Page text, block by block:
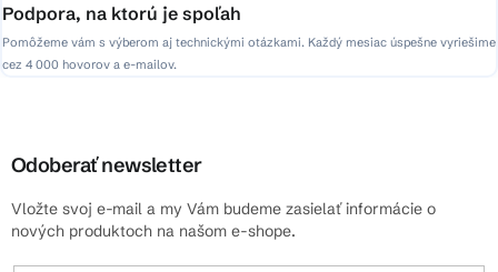
Podpora, na ktorú je spoľah
Pomôžeme vám s výberom aj technickými otázkami. Každý mesiac úspešne vyriešime
cez 4 000 hovorov a e-mailov.
Odoberať newsletter
Vložte svoj e-mail a my Vám budeme zasielať informácie o
nových produktoch na našom e-shope.